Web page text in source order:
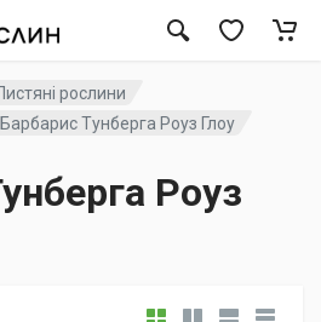
рослини
Барбарис Тунберга Роуз Глоу
Роуз